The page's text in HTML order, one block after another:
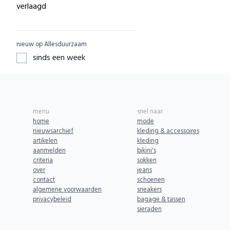
Nature's Gift
Babybum
Biogroei
Greenpan
SKOT
BENDL
Komrads
A Beautiful Story
AAI made with love
AFORA.WORLD
AGAZI
APOMANUM
Aries
Armedangels
verlaagd
nieuw op Allesduurzaam
sinds een week
menu
home
nieuwsarchief
artikelen
aanmelden
criteria
over
contact
algemene voorwaarden
privacybeleid
snel naar
mode
kleding & accessoires
kleding
bikini's
sokken
jeans
schoenen
sneakers
bagage & tassen
sieraden